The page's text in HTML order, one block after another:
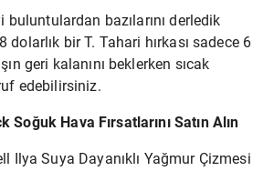
bazılarını derledik
dolarlık bir T. Tahari hırkası sadece 6
geri kalanını beklerken sıcak
edebilirsiniz.
Soğuk Hava Fırsatlarını Satın Alın
Ilya Suya Dayanıklı Yağmur Çizmesi